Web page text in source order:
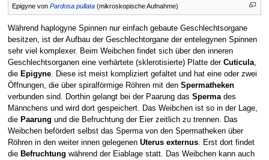
Epigyne von Pardosa pullata(mikroskopische Aufnahme)
Während haplogyne Spinnen nur einfach gebaute Geschlechtsorgane
besitzen, ist der Aufbau der Geschlechtorgane der entelegynen Spinnen
sehr viel komplexer. Beim Weibchen findet sich über den inneren
Geschlechtsorganen eine verhärtete (sklerotisierte) Platte der Cuticula,
die Epigyne. Diese ist meist kompliziert gefaltet und hat eine oder zwei
Öffnungen, die über spiralförmige Röhren mit den Spermatheken
verbunden sind. Dorthin gelangt bei der Paarung das Spermades
Männchens und wird dort gespeichert. Das Weibchen ist so in der Lage,
die Paarung und die Befruchtung der Eier zeitlich zu trennen. Das
Weibchen befördert selbst das Sperma von den Spermatheken über
Röhren in den weiter innen gelegenen Uterus externus. Erst dort findet
die Befruchtung während der Eiablage statt. Das Weibchen kann auch